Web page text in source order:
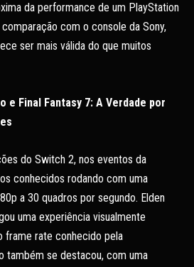
da performance de um PlayStation
com o console da Sony,
ser mais válida do que muitos
e Final Fantasy 7: A Verdade por
do Switch 2, nos eventos da
conhecidos rodando com uma
a 30 quadros por segundo. Elden
uma experiência visualmente
frame rate conhecido pela
também se destacou, com uma